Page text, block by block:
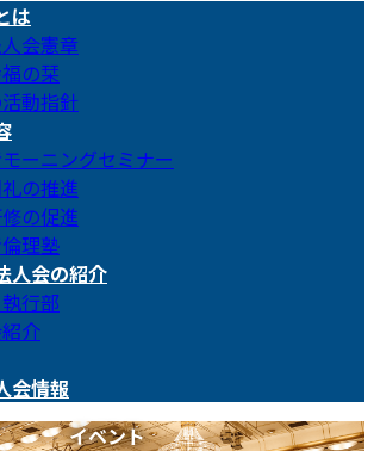
は
会憲章
の栞
動指針
ーニングセミナー
の推進
の促進
理塾
人会の紹介
行部
介
会情報
イベント